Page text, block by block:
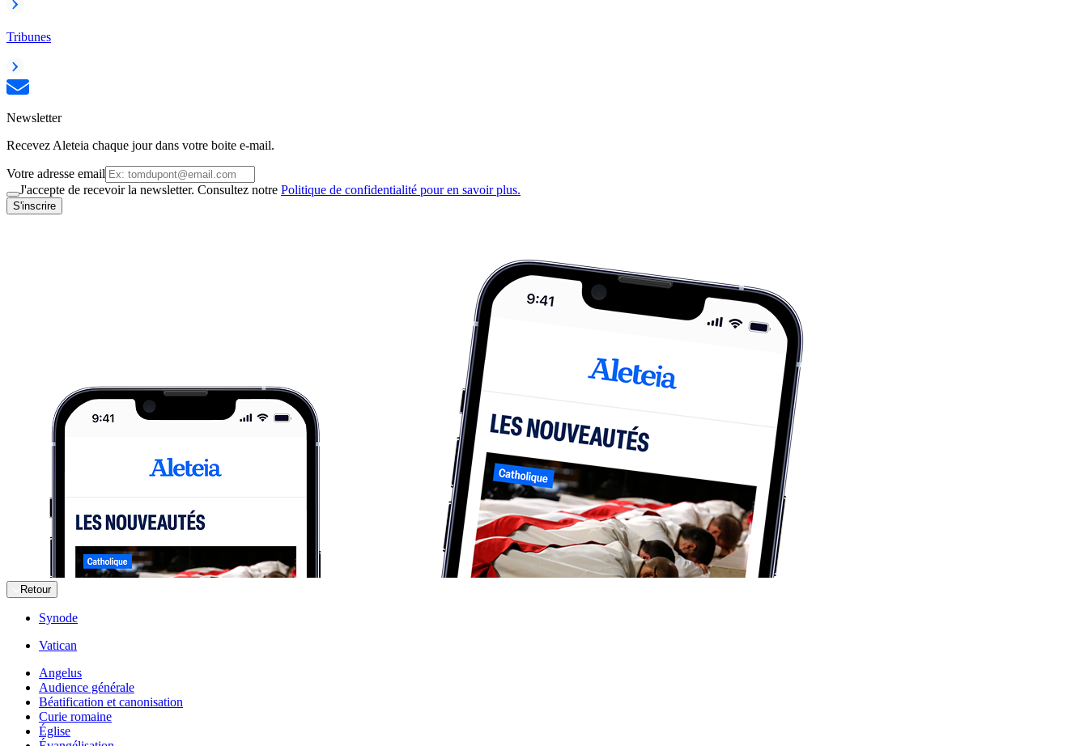
Tribunes
Newsletter
Recevez Aleteia chaque jour dans votre boite e-mail.
Votre adresse email
J'accepte de recevoir la newsletter. Consultez notre Politique de confidentialité pour en savoir plus.
S'inscrire
Retour
Synode
Vatican
Angelus
Audience générale
Béatification et canonisation
Curie romaine
Église